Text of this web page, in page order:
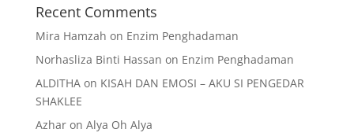
Recent Comments
Mira Hamzah on Enzim Penghadaman
Norhasliza Binti Hassan on Enzim Penghadaman
ALDITHAon KISAH DAN EMOSI – AKU SI PENGEDAR
SHAKLEE
Azharon Alya Oh Alya